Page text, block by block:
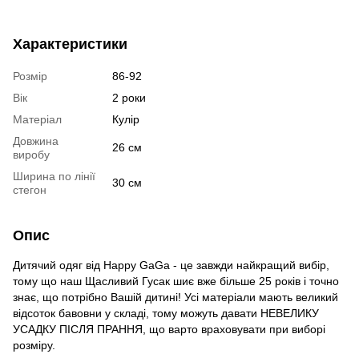
Характеристики
Розмір
86-92
Вік
2 роки
Матеріал
Кулір
Довжина
виробу
26 см
Ширина по лінії
стегон
30 см
Опис
Дитячий одяг від Happy GaGa - це завжди найкращий вибір,
тому що наш Щасливий Гусак шиє вже більше 25 років і точно
знає, що потрібно Вашій дитині! Усі матеріали мають великий
відсоток бавовни у складі, тому можуть давати НЕВЕЛИКУ
УСАДКУ ПІСЛЯ ПРАННЯ, що варто враховувати при виборі
розміру.